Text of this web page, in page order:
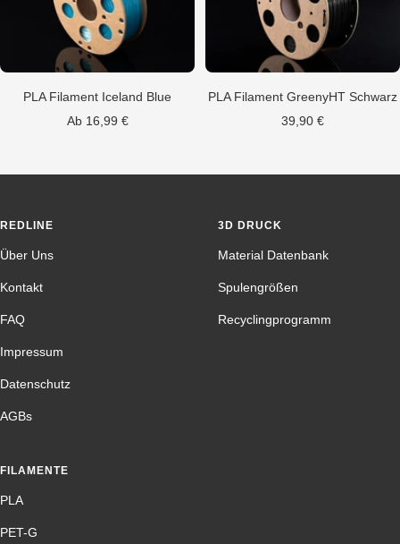
PLA Filament Iceland Blue
Angebotspreis
Ab 16,99 €
PLA Filament GreenyHT Schwarz
Angebotspreis
39,90 €
REDLINE
Über Uns
Kontakt
FAQ
Impressum
Datenschutz
AGBs
3D DRUCK
Material Datenbank
Spulengrößen
Recyclingprogramm
FILAMENTE
PLA
PET-G